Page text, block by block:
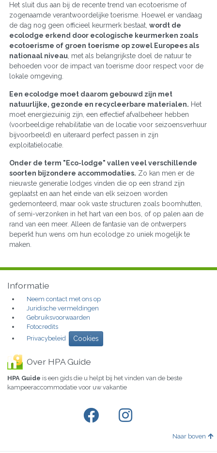
Het sluit dus aan bij de recente trend van ecotoerisme of
zogenaamde verantwoordelijke toerisme. Hoewel er vandaag
de dag nog geen officieel keurmerk bestaat, wordt de
ecolodge erkend door ecologische keurmerken zoals
ecotoerisme of groen toerisme op zowel Europees als
nationaal niveau , met als belangrijkste doel de natuur te
behoeden voor de impact van toerisme door respect voor de
lokale omgeving.
Een ecolodge moet daarom gebouwd zijn met
natuurlijke, gezonde en recycleerbare materialen. Het
moet energiezuinig zijn, een effectief afvalbeheer hebben
(voorbeeldige rehabilitatie van de locatie voor seizoensverhuur
bijvoorbeeld) en uiteraard perfect passen in zijn
exploitatielocatie.
Onder de term "Eco-lodge" vallen veel verschillende
soorten bijzondere accommodaties. Zo kan men er de
nieuwste generatie lodges vinden die op een strand zijn
geplaatst en aan het einde van elk seizoen worden
gedemonteerd, maar ook vaste structuren zoals boomhutten,
of semi-verzonken in het hart van een bos, of op palen aan de
rand van een meer. Alleen de fantasie van de ontwerpers
beperkt hun wens om hun ecolodge zo uniek mogelijk te
maken.
Informatie
Neem contact met ons op
Juridische vermeldingen
Gebruiksvoorwaarden
Fotocredits
Privacybeleid
Cookies
Over HPA Guide
HPA Guide is een gids die u helpt bij het vinden van de beste
kampeeraccommodatie voor uw vakantie
Naar boven